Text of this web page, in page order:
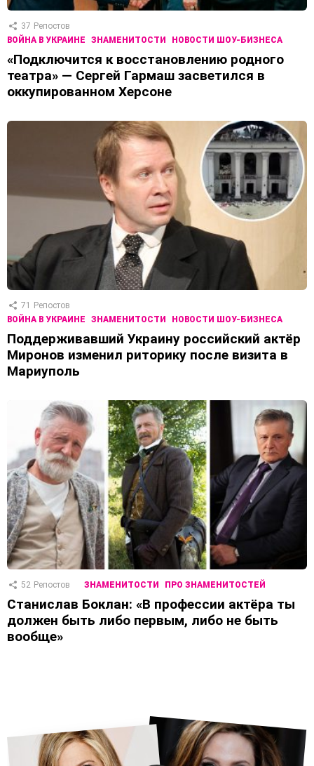
37 Репостов
ВОЙНА В УКРАИНЕ
ЗНАМЕНИТОСТИ НОВОСТИ ШОУ-БИЗНЕСА
«Подключится к восстановлению родного
театра» — Сергей Гармаш засветился в
оккупированном Херсоне
71 Репостов
ВОЙНА В УКРАИНЕ
ЗНАМЕНИТОСТИ НОВОСТИ ШОУ-БИЗНЕСА
Поддерживавший Украину российский актёр
Миронов изменил риторику после визита в
Мариуполь
52 Репостов ЗНАМЕНИТОСТИ ПРО ЗНАМЕНИТОСТЕЙ
Станислав Боклан: «В профессии актёра ты
должен быть либо первым, либо не быть
вообще»